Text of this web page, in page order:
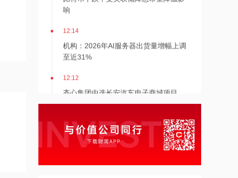
响
12:14
机构：2026年AI服务器出货量增幅上调
至近31%
12:12
齐心集团中选长安汽车电子商城项目
12:12
金河生物：向特定对象发行股票获证监
会同意注册批复